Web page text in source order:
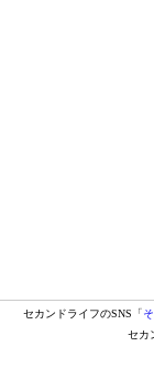
セカンドライフのSNS「
セカ